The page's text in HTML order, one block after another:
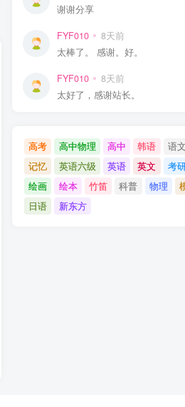
谢谢分享
FYF010 8天前
太棒了。 感谢。好。
FYF010 8天前
太好了，感谢站长。
高考 高中物理 高中 韩语 语文
记忆
英语六级 英语 英文 考
绘画
绘本 竹笛 科普 物理
日语
新东方